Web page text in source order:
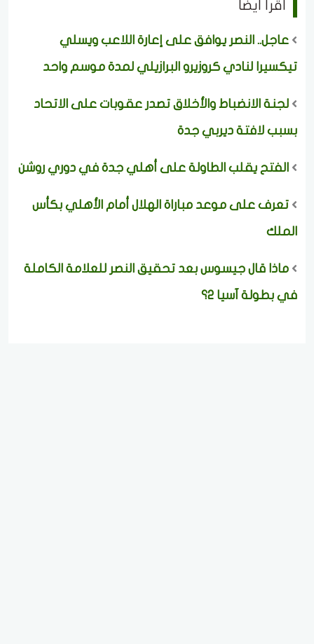
اقرأ ايضا
عاجل.. النصر يوافق على إعارة اللاعب ويسلي
تيكسيرا لنادي كروزيرو البرازيلي لمدة موسم واحد
لجنة الانضباط والأخلاق تصدر عقوبات على الاتحاد
بسبب لافتة ديربي جدة
الفتح يقلب الطاولة على أهلي جدة في دوري روشن
تعرف على موعد مباراة الهلال أمام الأهلي بكأس
الملك
ماذا قال جيسوس بعد تحقيق النصر للعلامة الكاملة
في بطولة آسيا 2؟